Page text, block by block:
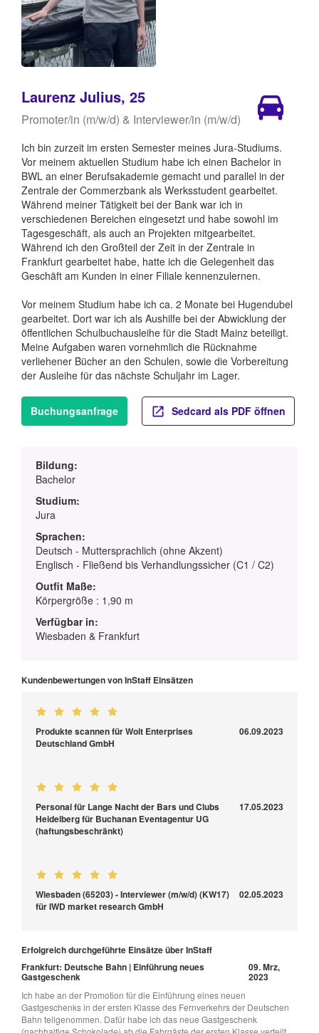
Laurenz Julius, 25
Promoter/in (m/w/d) & Interviewer/in (m/w/d)
Ich bin zurzeit im ersten Semester meines Jura-Studiums.
Vor meinem aktuellen Studium habe ich einen Bachelor in
BWL an einer Berufsakademie gemacht und parallel in der
Zentrale der Commerzbank als Werksstudent gearbeitet.
Während meiner Tätigkeit bei der Bank war ich in
verschiedenen Bereichen eingesetzt und habe sowohl im
Tagesgeschäft, als auch an Projekten mitgearbeitet.
Während ich den Großteil der Zeit in der Zentrale in
Frankfurt gearbeitet habe, hatte ich die Gelegenheit das
Geschäft am Kunden in einer Filiale kennenzulernen.
Vor meinem Studium habe ich ca. 2 Monate bei Hugendubel
gearbeitet. Dort war ich als Aushilfe bei der Abwicklung der
öffentlichen Schulbuchausleihe für die Stadt Mainz beteiligt.
Meine Aufgaben waren vornehmlich die Rücknahme
verliehener Bücher an den Schulen, sowie die Vorbereitung
der Ausleihe für das nächste Schuljahr im Lager.
Buchungsanfrage Sedcard als PDF öffnen
Bildung:
Bachelor
Studium:
Jura
Sprachen:
Deutsch - Muttersprachlich (ohne Akzent)
Englisch - Fließend bis Verhandlungssicher (C1 / C2)
Outfit Maße:
Körpergröße : 1,90 m
Verfügbar in:
Wiesbaden & Frankfurt
Kundenbewertungen von InStaff Einsätzen
Produkte scannen für Wolt Enterprises
Deutschland GmbH
06.09.2023
Personal für Lange Nacht der Bars und Clubs
Heidelberg für Buchanan Eventagentur UG
(haftungsbeschränkt)
17.05.2023
Wiesbaden (65203) - Interviewer (m/w/d) (KW17)
für IWD market research GmbH
02.05.2023
Erfolgreich durchgeführte Einsätze über InStaff
Frankfurt: Deutsche Bahn | Einführung neues
Gastgeschenk
09. Mrz,
2023
Ich habe an der Promotion für die Einführung eines neuen
Gastgeschenks in der ersten Klasse des Fernverkehrs der Deutschen
Bahn teilgenommen. Dafür habe ich das neue Gastgeschenk